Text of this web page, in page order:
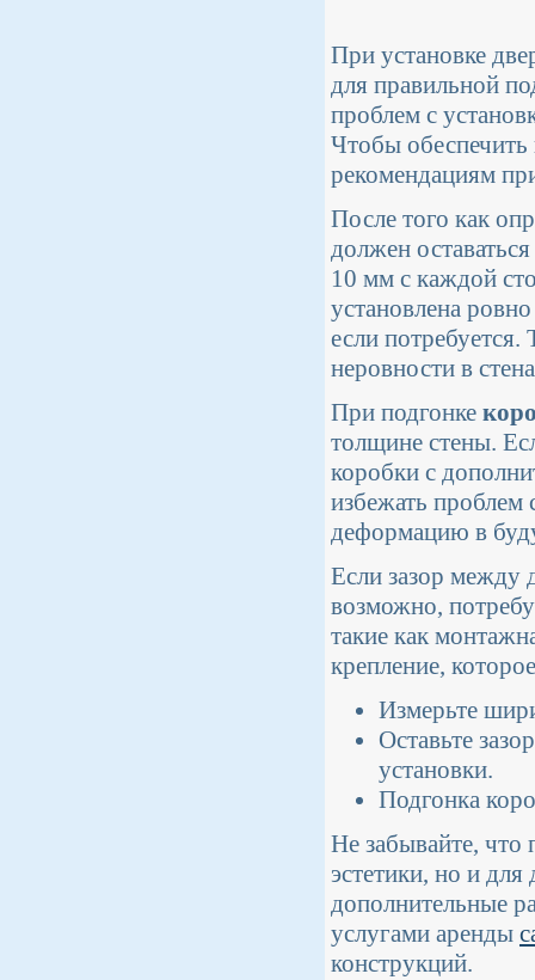
При установке
для правильной
проблем с
Чтобы обеспечить
рекомендациям
После того как
должен
10 мм с каждой
установлена
если
неровности в
При подгонке
толщине стены.
коробки с
избежать проблем
деформацию в
Если зазор между
возможно,
такие как
крепление,
Измерьте
Оставьте
установки.
Подгонка
Не забывайте, что
эстетики, но и
дополнительные
услугами аренды
конструкций.